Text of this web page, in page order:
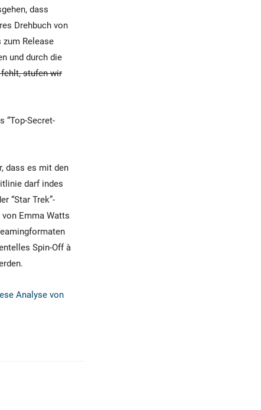
dass
Drehbuch von
Release
und durch die
stufen wir
“Top-Secret-
dass es mit den
darf indes
“Star Trek”-
Emma Watts
Spin-Off à
Analyse von